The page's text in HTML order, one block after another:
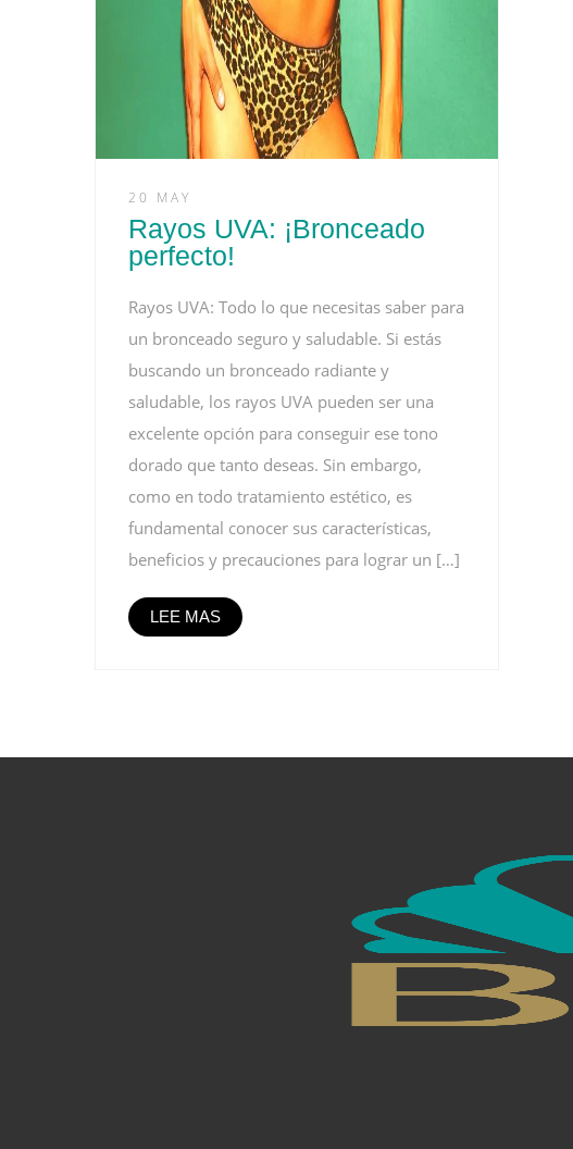
20 MAY
Rayos UVA: ¡Bronceado
perfecto!
Rayos UVA: Todo lo que necesitas saber para
un bronceado seguro y saludable. Si estás
buscando un bronceado radiante y
saludable, los rayos UVA pueden ser una
excelente opción para conseguir ese tono
dorado que tanto deseas. Sin embargo,
como en todo tratamiento estético, es
fundamental conocer sus características,
beneficios y precauciones para lograr un […]
LEE MAS